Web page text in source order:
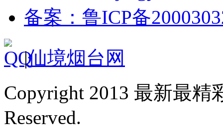
备案：鲁ICP备
|仙境烟台网
Copyright 2013 最新最
Reserved.